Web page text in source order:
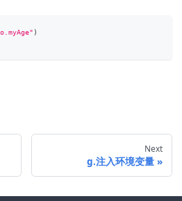
)
Next
g.注入环境变量